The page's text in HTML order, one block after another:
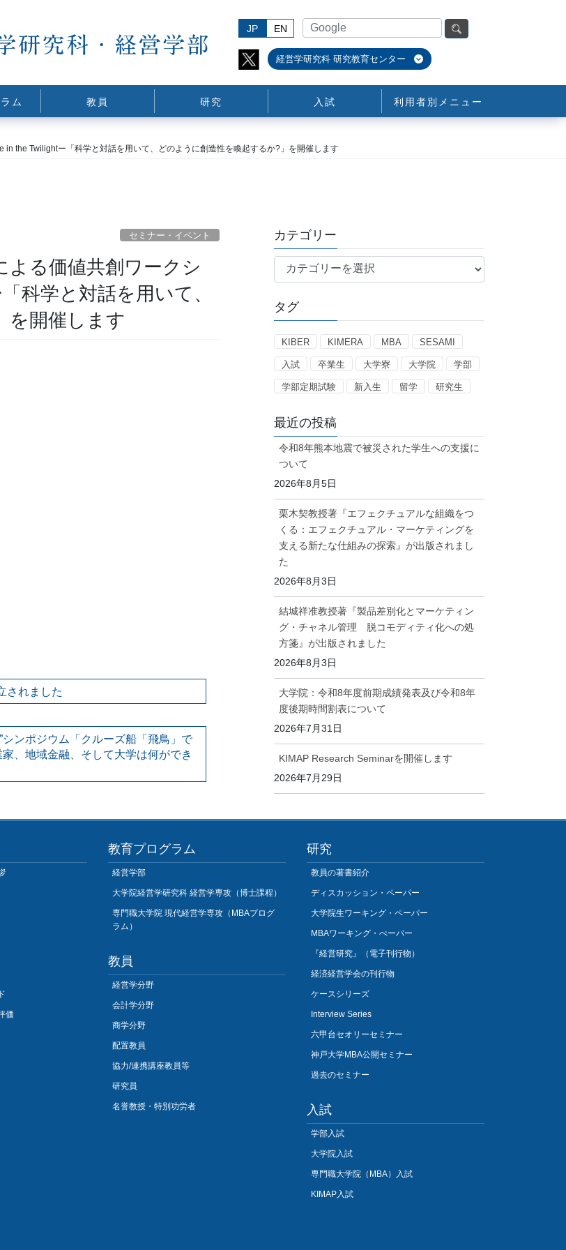
JP EN
経営学研究科 研究教育センター
ム 教員 研究 入試 利用者別メニュー
the Twilightー「科学と対話を用いて、どのように創造性を喚起するか?」を開催します
セミナー・イベント
よる価値共創ワークシ
科学と対話を用いて、
を開催します
されました
シンポジウム「クルーズ船「飛鳥」で
、地域金融、そして大学は何ができ
カテゴリー
テ
リ
タグ
KIBER KIMERA MBA SESAMI
入試 卒業生 大学寮 大学院 学部
学部定期試験 新入生 留学 研究生
最近の投稿
令和8年熊本地震で被災された学生への支援に
ついて
2026年8月5日
栗木契教授著『エフェクチュアルな組織をつ
くる：エフェクチュアル・マーケティングを
支える新たな仕組みの探索』が出版されまし
た
2026年8月3日
結城祥准教授著『製品差別化とマーケティン
グ・チャネル管理 脱コモディティ化への処
方箋』が出版されました
2026年8月3日
大学院：令和8年度前期成績発表及び令和8年
度後期時間割表について
2026年7月31日
KIMAP Research Seminarを開催します
2026年7月29日
価
教育プログラム
経営学部
大学院経営学研究科 経営学専攻（博士課程）
専門職大学院 現代経営学専攻（MBAプログ
ラム）
教員
経営学分野
会計学分野
商学分野
配置教員
協力/連携講座教員等
研究員
名誉教授・特別功労者
研究
教員の著書紹介
ディスカッション・ペーパー
大学院生ワーキング・ペーパー
MBAワーキング・ぺーパー
『経営研究』（電子刊行物）
経済経営学会の刊行物
ケースシリーズ
Interview Series
六甲台セオリーセミナー
神戸大学MBA公開セミナー
過去のセミナー
入試
学部入試
大学院入試
専門職大学院（MBA）入試
KIMAP入試